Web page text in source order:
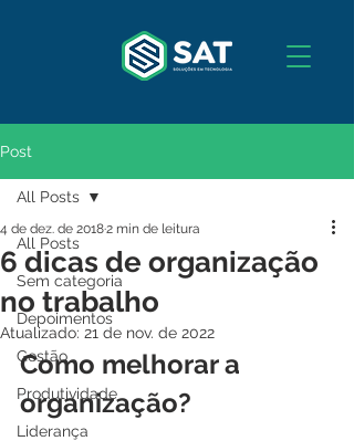
Post
All Posts
Sem categoria
Depoimentos
Gestão
Produtividade
Liderança
All Posts
6 dicas de organização
no trabalho
4 de dez. de 20182 min de leitura
Atualizado: 21 de nov. de 2022
Como melhorar a
organização?